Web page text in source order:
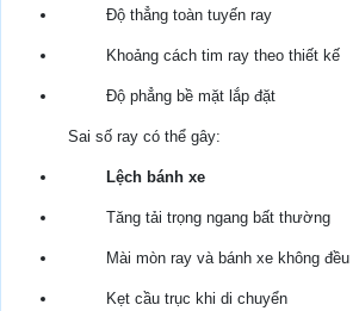
Độ thẳng toàn tuyến ray
Khoảng cách tim ray theo thiết kế
Độ phẳng bề mặt lắp đặt
Sai số ray có thể gây:
Lệch bánh xe
Tăng tải trọng ngang bất thường
Mài mòn ray và bánh xe không đều
Kẹt cầu trục khi di chuyển